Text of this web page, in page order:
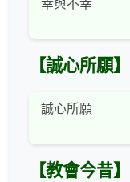
幸與不幸
【誠心所願】
誠心所願
【教會今昔】